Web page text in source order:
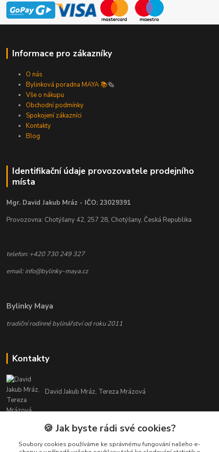
Informace pro zákazníky
O nás
Bylinková poradna MAYA 📚🗞️
Vše o nákupu
Obchodní podmínky
Spokojení zákazníci
Kontakty
Blog
Identifikační údaje provozovatele prodejního
místa
Mgr. David Jakub Mráz - IČO: 23029391
Provozovna: Chotýšany 42, 257 28, Chotýšany, Česká Republika
telefon: +420 730 249 327
email: info@bylinky-maya.cz
Bylinky Maya
tradiční rodinné bylinářství od roku 2011
Kontakty
David Jakub Mráz, Tereza Mrázová
info@bylinky-maya.cz
🍪 Jak byste rádi své cookies?
Soubory cookies používáme ke správnému fungování našeho e-